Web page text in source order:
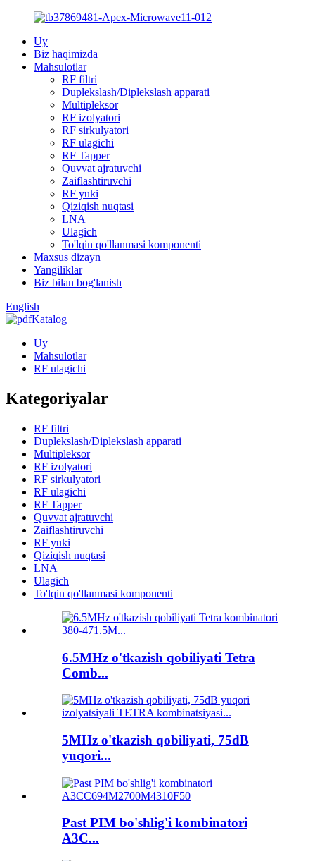
Uy
Biz haqimizda
Mahsulotlar
RF filtri
Duplekslash/Diplekslash apparati
Multipleksor
RF izolyatori
RF sirkulyatori
RF ulagichi
RF Tapper
Quvvat ajratuvchi
Zaiflashtiruvchi
RF yuki
Qiziqish nuqtasi
LNA
Ulagich
To'lqin qo'llanmasi komponenti
Maxsus dizayn
Yangiliklar
Biz bilan bog'lanish
English
Katalog
Uy
Mahsulotlar
RF ulagichi
Kategoriyalar
RF filtri
Duplekslash/Diplekslash apparati
Multipleksor
RF izolyatori
RF sirkulyatori
RF ulagichi
RF Tapper
Quvvat ajratuvchi
Zaiflashtiruvchi
RF yuki
Qiziqish nuqtasi
LNA
Ulagich
To'lqin qo'llanmasi komponenti
6.5MHz o'tkazish qobiliyati Tetra
Comb...
5MHz o'tkazish qobiliyati, 75dB
yuqori...
Past PIM bo'shlig'i kombinatori
A3C...